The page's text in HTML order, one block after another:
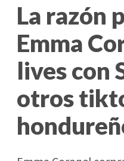
La razón
Emma
lives con
otros